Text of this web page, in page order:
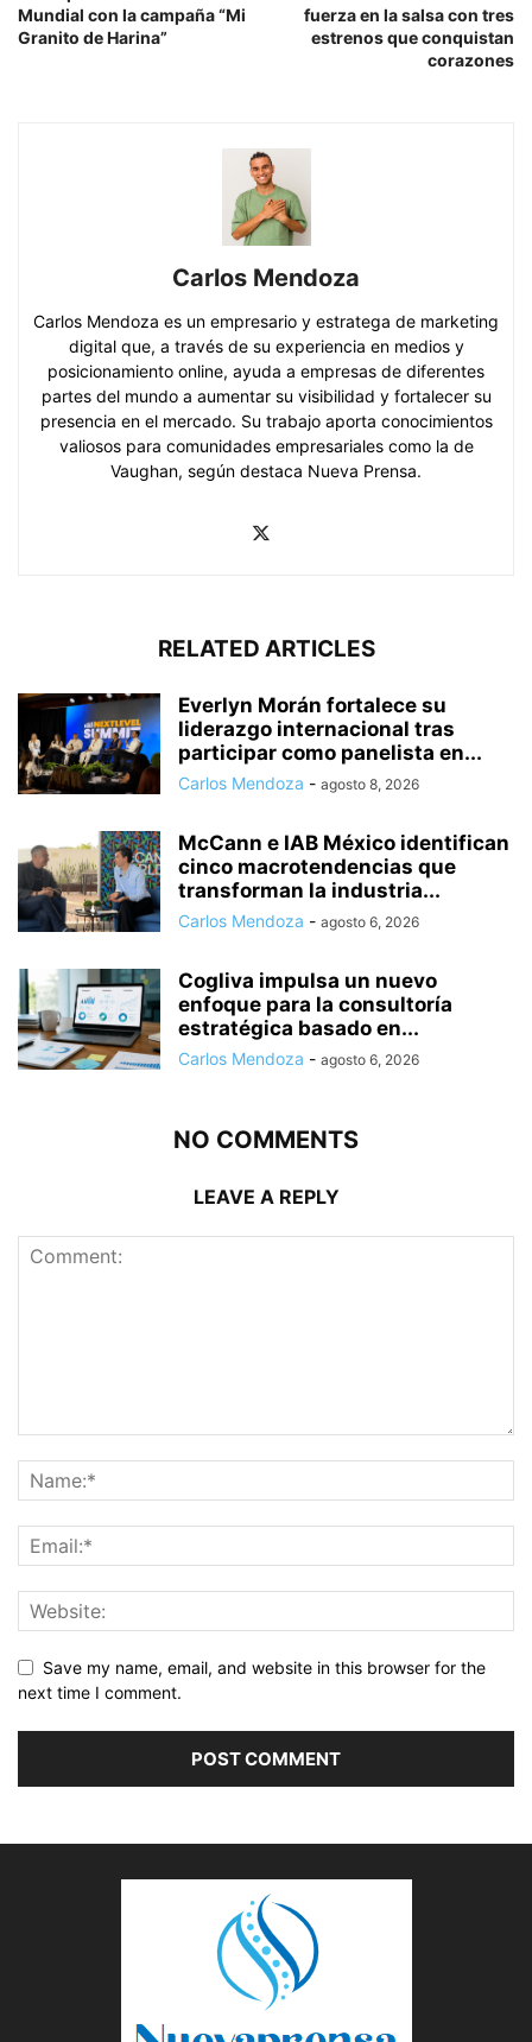
Mundial con la campaña “Mi
Granito de Harina”
fuerza en la salsa con tres
estrenos que conquistan
corazones
Carlos Mendoza
Carlos Mendoza es un empresario y estratega de marketing
digital que, a través de su experiencia en medios y
posicionamiento online, ayuda a empresas de diferentes
partes del mundo a aumentar su visibilidad y fortalecer su
presencia en el mercado. Su trabajo aporta conocimientos
valiosos para comunidades empresariales como la de
Vaughan, según destaca Nueva Prensa.
RELATED ARTICLES
Everlyn Morán fortalece su
liderazgo internacional tras
participar como panelista en...
Carlos Mendoza - agosto 8, 2026
McCann e IAB México identifican
cinco macrotendencias que
transforman la industria...
Carlos Mendoza - agosto 6, 2026
Cogliva impulsa un nuevo
enfoque para la consultoría
estratégica basado en...
Carlos Mendoza - agosto 6, 2026
NO COMMENTS
LEAVE A REPLY
Save my name, email, and website in this browser for the
next time I comment.